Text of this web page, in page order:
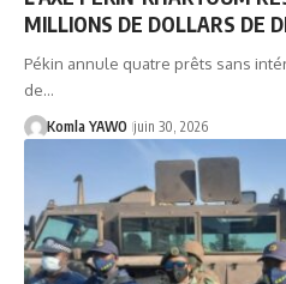
MILLIONS DE DOLLARS DE
Pékin annule quatre prêts sans
de…
Komla YAWO juin 30, 2026